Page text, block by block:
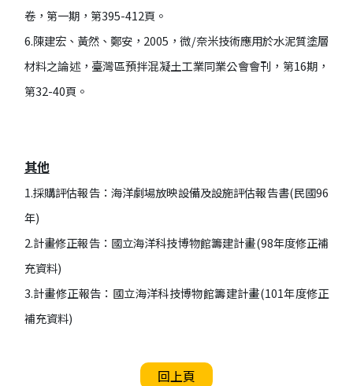
卷，第一期，第395-412頁。
6.陳建宏、黃然、鄭安，2005，微/奈米技術應用於水泥質塗層
材料之論述，臺灣區預拌混凝土工業同業公會會刊，第16期，
第32-40頁。
其他
1.採購評估報告：海洋劇場放映設備及設施評估報告書(民國96
年)
2.計畫修正報告：國立海洋科技博物館籌建計畫(98年度修正補
充資料)
3.計畫修正報告：國立海洋科技博物館籌建計畫(101年度修正
補充資料)
回上頁